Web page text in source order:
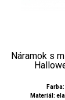
Náramok s
Materiál: